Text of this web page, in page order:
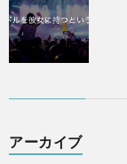
アーカイブ